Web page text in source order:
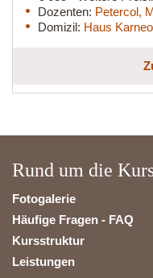
Dozenten: Petercol,
Domizil: Haus
Rund um die
Fotogalerie
Häufige Fragen - FAQ
Kursstruktur
Leistungen